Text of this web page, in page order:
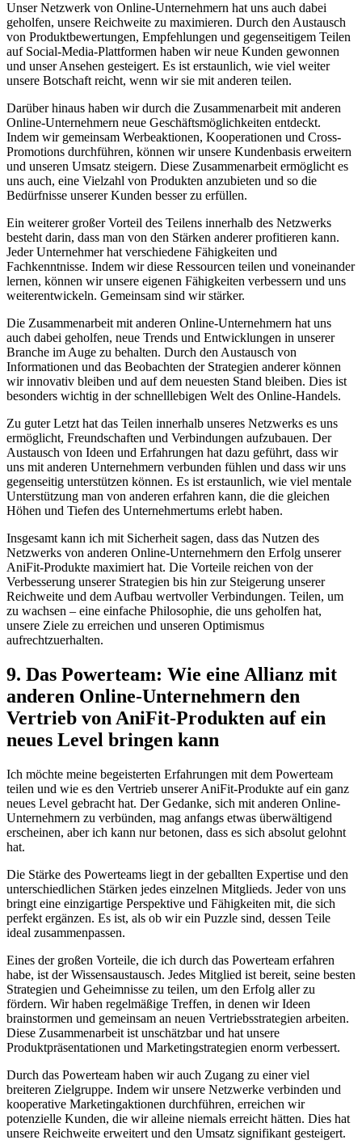
Unser Netzwerk von ⁣Online-Unternehmern hat uns auch dabei
⁤geholfen, unsere ⁤Reichweite zu maximieren. ​Durch⁣ den Austausch
von Produktbewertungen, Empfehlungen und gegenseitigem Teilen
auf Social-Media-Plattformen haben wir neue Kunden gewonnen
und unser ​Ansehen​ gesteigert. Es ist erstaunlich, wie viel weiter
unsere Botschaft reicht, ⁣wenn wir sie mit anderen teilen.
Darüber hinaus ⁢haben⁢ wir durch⁤ die Zusammenarbeit mit anderen
Online-Unternehmern neue ‌Geschäftsmöglichkeiten entdeckt.
‍Indem‌ wir gemeinsam ‌Werbeaktionen, Kooperationen und Cross-
Promotions ⁤durchführen, können wir unsere Kundenbasis erweitern
und⁤ unseren⁢ Umsatz steigern. ⁣Diese ⁤Zusammenarbeit ermöglicht es
uns auch, eine‌ Vielzahl​ von Produkten anzubieten und so die
⁣Bedürfnisse ‌unserer Kunden besser zu ⁣erfüllen.
Ein weiterer großer Vorteil⁣ des​ Teilens innerhalb des ‌Netzwerks
besteht darin,⁤ dass man von den Stärken anderer‍ profitieren kann.
Jeder Unternehmer hat verschiedene Fähigkeiten und
Fachkenntnisse. Indem⁣ wir diese Ressourcen teilen und voneinander
lernen,​ können wir ⁢unsere eigenen Fähigkeiten verbessern und uns
weiterentwickeln. Gemeinsam sind wir​ stärker.
Die Zusammenarbeit mit‌ anderen⁢ Online-Unternehmern hat uns
⁣auch dabei geholfen, neue Trends‍ und Entwicklungen ​in unserer
Branche im Auge⁣ zu‍ behalten. Durch den ‌Austausch von
Informationen und das ⁢Beobachten ‍der Strategien anderer können
⁢wir⁣ innovativ bleiben und auf ​dem neuesten Stand bleiben. Dies ‍ist
besonders wichtig in der schnelllebigen Welt ⁣des Online-Handels.
Zu guter‍ Letzt hat das Teilen innerhalb ⁣unseres Netzwerks es uns
ermöglicht, Freundschaften und Verbindungen aufzubauen. Der
⁣Austausch von Ideen ​und Erfahrungen ⁢hat dazu ⁤geführt, dass⁣ wir
uns ⁣mit anderen Unternehmern verbunden fühlen​ und dass wir‍ uns⁣
gegenseitig unterstützen können. ⁤Es ist erstaunlich, wie viel mentale
Unterstützung man ‌von anderen erfahren⁤ kann, die die gleichen
Höhen und Tiefen ‍des Unternehmertums erlebt‍ haben.
Insgesamt kann⁢ ich ⁢mit‍ Sicherheit sagen, dass das⁣ Nutzen des
Netzwerks⁢ von anderen Online-Unternehmern den Erfolg⁢ unserer‍
AniFit-Produkte‌ maximiert hat. Die Vorteile reichen von der
Verbesserung unserer ‍Strategien bis hin‍ zur Steigerung unserer
‌Reichweite ‍und ‍dem Aufbau wertvoller ⁢Verbindungen. Teilen, um
‌zu⁢ wachsen – eine einfache Philosophie, die uns geholfen⁣ hat,
unsere Ziele zu erreichen und unseren Optimismus
aufrechtzuerhalten.
9. Das Powerteam: Wie eine Allianz mit
anderen Online-Unternehmern den
Vertrieb von AniFit-Produkten auf ein‌
neues Level bringen⁤ kann
Ich möchte meine ⁤begeisterten Erfahrungen mit‍ dem ⁤Powerteam
teilen ⁤und ‌wie es den Vertrieb unserer AniFit-Produkte auf‌ ein⁣ ganz
neues Level gebracht hat. Der Gedanke, sich mit‌ anderen Online-
Unternehmern zu‌ verbünden, mag anfangs ⁣etwas ‍überwältigend
erscheinen, aber ‍ich kann nur betonen, ‌dass​ es sich ⁤absolut gelohnt
⁢hat.
Die Stärke des Powerteams liegt in ⁣der‌ geballten Expertise und den
unterschiedlichen Stärken ‍jedes einzelnen Mitglieds. Jeder von​ uns
bringt eine einzigartige‌ Perspektive und Fähigkeiten mit, die sich
⁣perfekt ergänzen. Es ist, als ob wir ein Puzzle sind, dessen Teile
ideal⁣ zusammenpassen.
Eines der großen⁢ Vorteile, die ich durch das Powerteam erfahren
habe, ist der​ Wissensaustausch. ​Jedes Mitglied​ ist‌ bereit,⁤ seine besten​
Strategien und Geheimnisse zu teilen, um⁢ den Erfolg aller zu
fördern. Wir haben regelmäßige Treffen, in ​denen‌ wir Ideen
brainstormen⁣ und gemeinsam ⁣an neuen Vertriebsstrategien arbeiten.
‌Diese Zusammenarbeit ist⁢ unschätzbar und hat unsere
Produktpräsentationen ‍und Marketingstrategien enorm verbessert.
Durch das ‌Powerteam haben wir auch Zugang zu einer‌ viel
breiteren Zielgruppe. ‍Indem wir unsere ⁤Netzwerke verbinden und
kooperative Marketingaktionen durchführen, erreichen wir
potenzielle​ Kunden, die wir alleine niemals erreicht hätten. ⁤Dies hat
unsere ⁤Reichweite erweitert und den Umsatz signifikant ⁣gesteigert.